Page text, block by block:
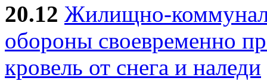
20.12 Жилищно-
обороны своевременно
кровель от снега и наледи